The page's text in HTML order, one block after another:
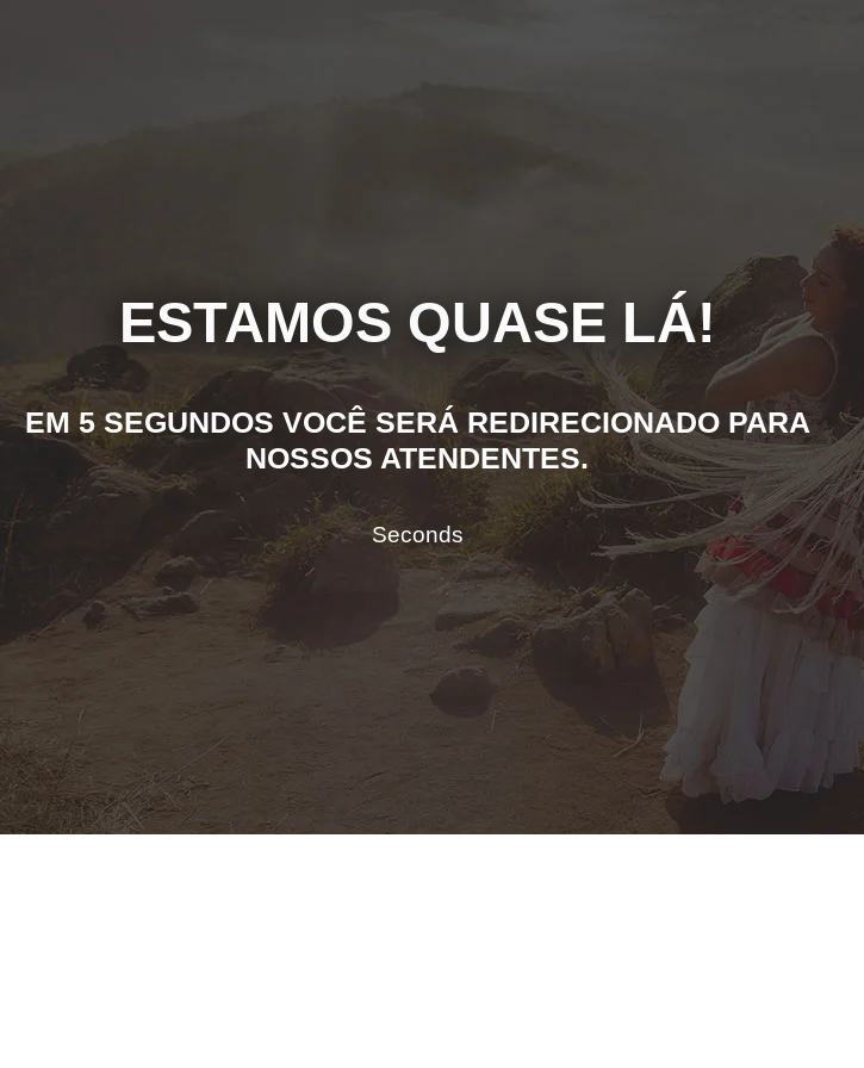
ESTAMOS QUASE LÁ!
EM 5 SEGUNDOS VOCÊ SERÁ REDIRECIONADO PARA
NOSSOS ATENDENTES.
Seconds